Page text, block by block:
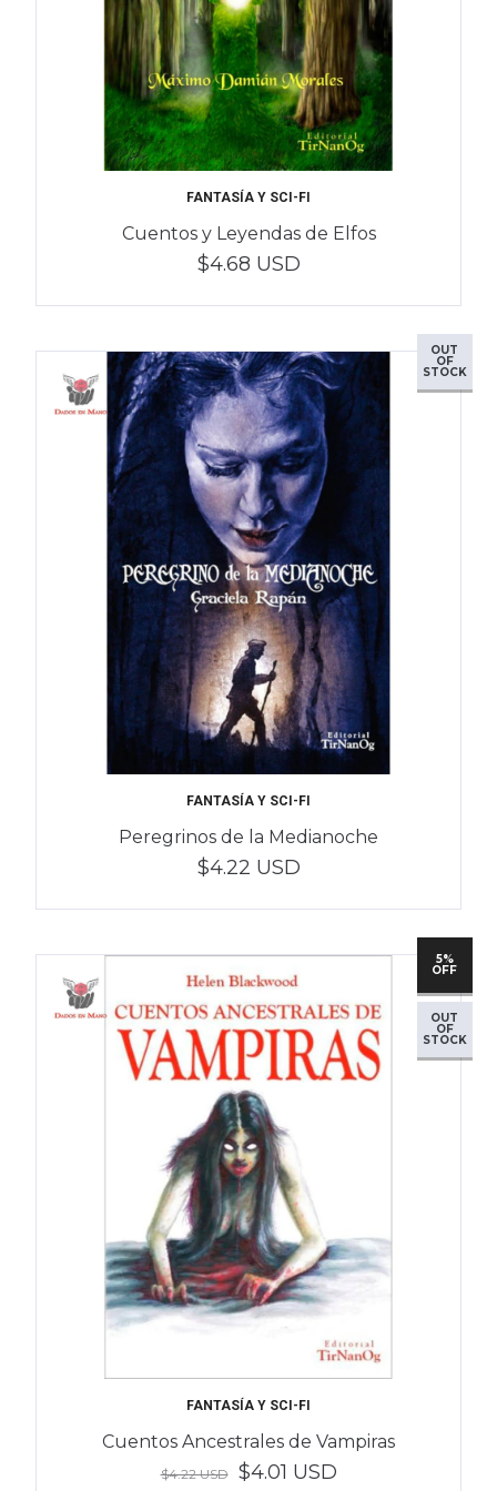
FANTASÍA Y SCI-FI
Cuentos y Leyendas de Elfos
$4.68 USD
OUT
OF
STOCK
FANTASÍA Y SCI-FI
Peregrinos de la Medianoche
$4.22 USD
5%
OFF
OUT
OF
STOCK
FANTASÍA Y SCI-FI
Cuentos Ancestrales de Vampiras
$4.22 USD $4.01 USD